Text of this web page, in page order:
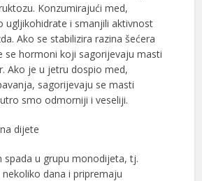
Konzumirajući med,
ugljikohidrate i smanjili aktivnost
Ako se stabilizira razina šećera
se hormoni koji sagorijevaju masti
Ako je u jetru dospio med,
sagorijevaju se masti
smo odmorniji i veseliji.
dijete
spada u grupu monodijeta, tj.
dana i pripremaju